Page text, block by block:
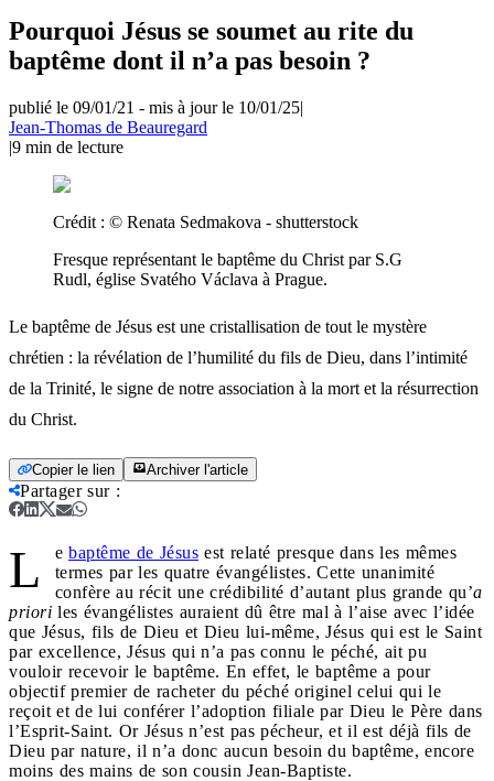
Pourquoi Jésus se soumet au rite du
baptême dont il n’a pas besoin ?
publié le 09/01/21 - mis à jour le 10/01/25|
Jean-Thomas de Beauregard
|9 min de lecture
Crédit : © Renata Sedmakova - shutterstock
Fresque représentant le baptême du Christ par S.G
Rudl, église Svatého Václava à Prague.
Le baptême de Jésus est une cristallisation de tout le mystère
chrétien : la révélation de l’humilité du fils de Dieu, dans l’intimité
de la Trinité, le signe de notre association à la mort et la résurrection
du Christ.
Copier le lien Archiver l'article
Partager sur:
L e baptême de Jésus est relaté presque dans les mêmes
termes par les quatre évangélistes. Cette unanimité
confère au récit une crédibilité d’autant plus grande qu’a
priori les évangélistes auraient dû être mal à l’aise avec l’idée
que Jésus, fils de Dieu et Dieu lui-même, Jésus qui est le Saint
par excellence, Jésus qui n’a pas connu le péché, ait pu
vouloir recevoir le baptême. En effet, le baptême a pour
objectif premier de racheter du péché originel celui qui le
reçoit et de lui conférer l’adoption filiale par Dieu le Père dans
l’Esprit-Saint. Or Jésus n’est pas pécheur, et il est déjà fils de
Dieu par nature, il n’a donc aucun besoin du baptême, encore
moins des mains de son cousin Jean-Baptiste.